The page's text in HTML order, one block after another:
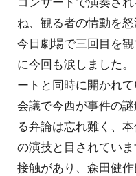
ね、観る者の情動を
今日劇場で三回目を
に今回も涙しました
ートと同時に開かれ
会議で今西が事件の
る弁論は忘れ難く、
の演技と目されてい
接触があり、森田健